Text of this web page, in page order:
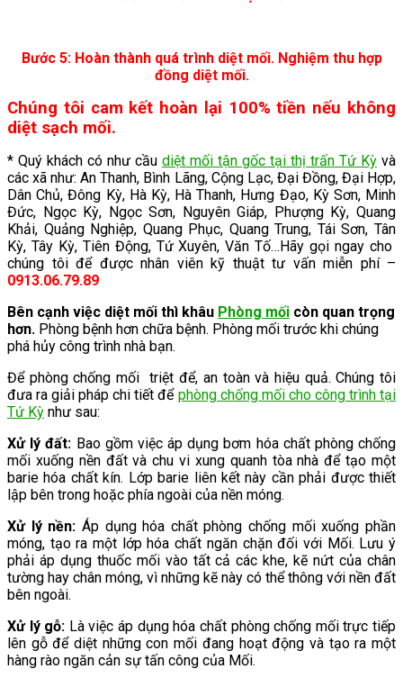
Bước 5: Hoàn thành quá trình diệt mối. Nghiệm thu hợp
đồng diệt mối.
Chúng tôi cam kết hoàn lại 100% tiền nếu không
diệt sạch mối.
* Quý khách có như cầu diệt mối tận gốc tại thị trấn Tứ Kỳ và
các xã như: An Thanh, Bình Lãng, Cộng Lạc, Đại Đồng, Đại Hợp,
Dân Chủ, Đông Kỳ, Hà Kỳ, Hà Thanh, Hưng Đạo, Kỳ Sơn, Minh
Đức, Ngọc Kỳ, Ngọc Sơn, Nguyên Giáp, Phượng Kỳ, Quang
Khải, Quảng Nghiệp, Quang Phục, Quang Trung, Tái Sơn, Tân
Kỳ, Tây Kỳ, Tiên Động, Tứ Xuyên, Văn Tố…Hãy gọi ngay cho
chúng tôi để được nhân viên kỹ thuật tư vấn miễn phí –
0913.06.79.89
Bên cạnh việc diệt mối thì khâu Phòng mối còn quan trọng
hơn. Phòng bệnh hơn chữa bệnh. Phòng mối trước khi chúng
phá hủy công trình nhà bạn.
Để phòng chống mối triệt để, an toàn và hiệu quả. Chúng tôi
đưa ra giải pháp chi tiết để phòng chống mối cho công trình tại
Tứ Kỳ như sau:
Xử lý đất: Bao gồm việc áp dụng bơm hóa chất phòng chống
mối xuống nền đất và chu vi xung quanh tòa nhà để tạo một
barie hóa chất kín. Lớp barie liên kết này cần phải được thiết
lập bên trong hoặc phía ngoài của nền móng.
Xử lý nền: Áp dụng hóa chất phòng chống mối xuống phần
móng, tạo ra một lớp hóa chất ngăn chặn đối với Mối. Lưu ý
phải áp dụng thuốc mối vào tất cả các khe, kẽ nứt của chân
tường hay chân móng, vì những kẽ này có thể thông với nền đất
bên ngoài.
Xử lý gỗ: Là việc áp dụng hóa chất phòng chống mối trực tiếp
lên gỗ để diệt những con mối đang hoạt động và tạo ra một
hàng rào ngăn cản sự tấn công của Mối.